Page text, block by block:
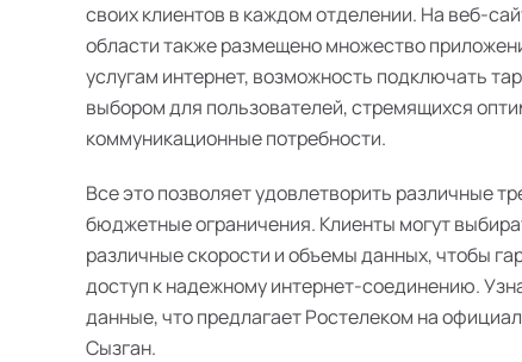
своих клиентов в каждом отделении. На веб-
области также размещено множество
услугам интернет, возможность подключать
выбором для пользователей, стремящихся
коммуникационные потребности.
Все это позволяет удовлетворить различные
бюджетные ограничения. Клиенты могут
различные скорости и объемы данных, чтобы
доступ к надежному интернет-соединению.
данные, что предлагает Ростелеком на
Сызган.